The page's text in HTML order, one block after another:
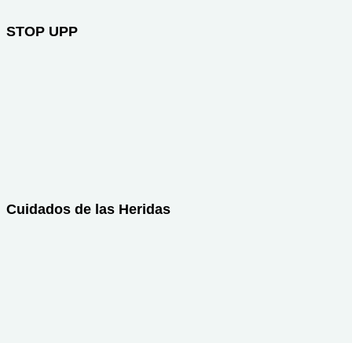
STOP UPP
Cuidados de las Heridas